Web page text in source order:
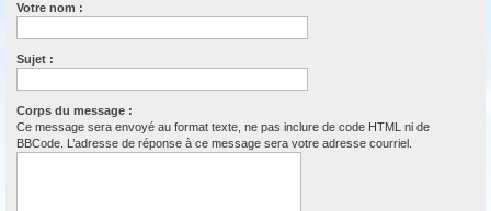
Votre nom :
Sujet :
Corps du message :
Ce message sera envoyé au format texte, ne pas inclure de code HTML ni de
BBCode. L’adresse de réponse à ce message sera votre adresse courriel.